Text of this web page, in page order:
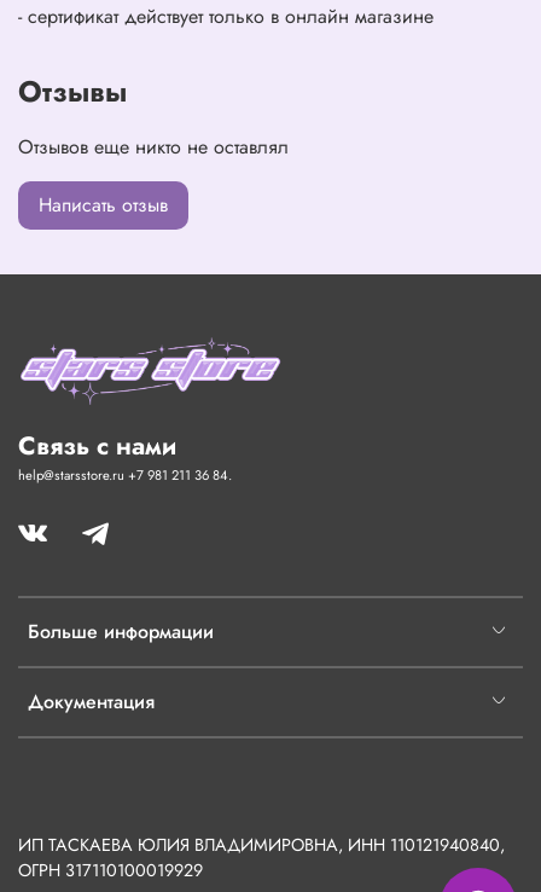
- сертификат действует только в онлайн магазине
Отзывы
Отзывов еще никто не оставлял
Написать отзыв
Больше информации
Документация
Связь с нами
help@starsstore.ru +7 981 211 36 84.
ИП ТАСКАЕВА ЮЛИЯ ВЛАДИМИРОВНА, ИНН 110121940840,
ОГРН 317110100019929